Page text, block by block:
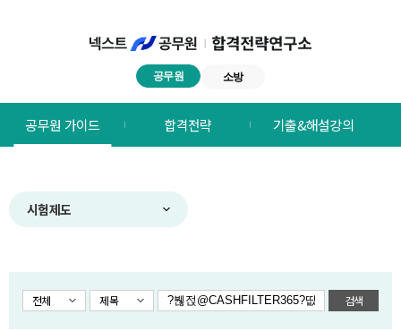
공무원 소방
합격전략연구소
메뉴
공무원 가이드 합격전략 기출&해설강의
시험제도
전체 제목 검색